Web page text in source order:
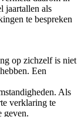
jaartallen als
te bespreken
op zichzelf is niet
Een
Als
verklaring te
geven.